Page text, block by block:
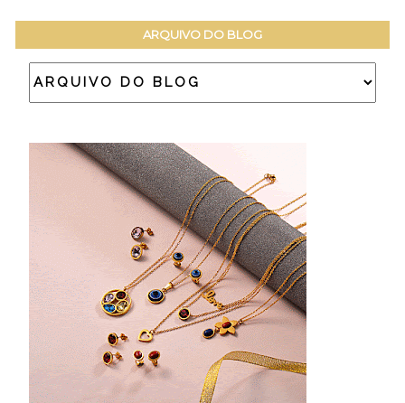
ARQUIVO DO BLOG